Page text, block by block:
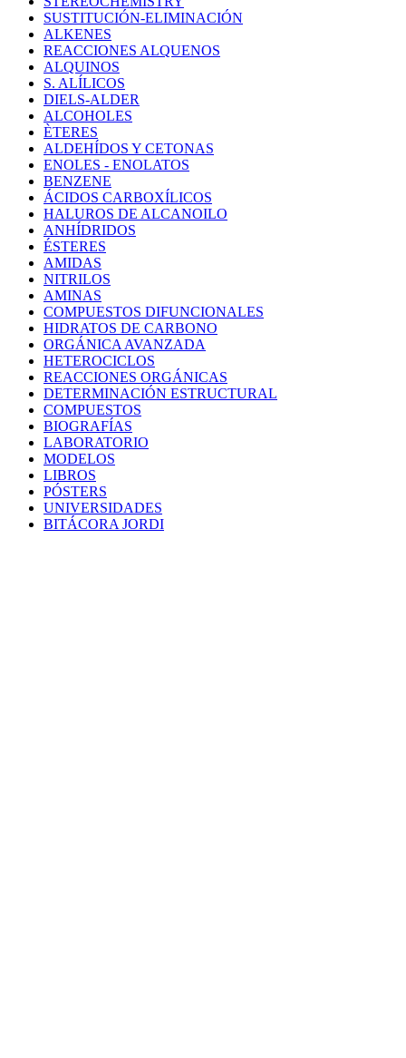
SUSTITUCIÓN-ELIMINACIÓN
ALKENES
REACCIONES ALQUENOS
ALQUINOS
S. ALÍLICOS
DIELS-ALDER
ALCOHOLES
ÈTERES
ALDEHÍDOS Y CETONAS
ENOLES - ENOLATOS
BENZENE
ÁCIDOS CARBOXÍLICOS
HALUROS DE ALCANOILO
ANHÍDRIDOS
ÉSTERES
AMIDAS
NITRILOS
AMINAS
COMPUESTOS DIFUNCIONALES
HIDRATOS DE CARBONO
ORGÁNICA AVANZADA
HETEROCICLOS
REACCIONES ORGÁNICAS
DETERMINACIÓN ESTRUCTURAL
COMPUESTOS
BIOGRAFÍAS
LABORATORIO
MODELOS
LIBROS
PÓSTERS
UNIVERSIDADES
BITÁCORA JORDI